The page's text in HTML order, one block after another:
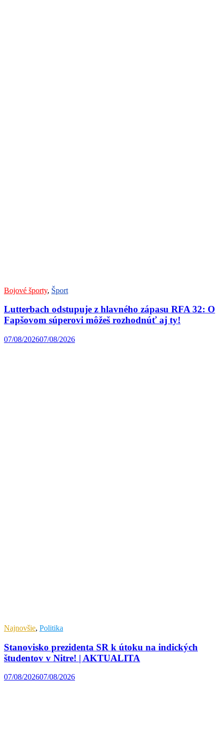
Bojové športy, Šport
Lutterbach odstupuje z hlavného zápasu RFA 32: O
Fapšovom súperovi môžeš rozhodnúť aj ty!
07/08/202607/08/2026
Najnovšie, Politika
Stanovisko prezidenta SR k útoku na indických
študentov v Nitre! | AKTUALITA
07/08/202607/08/2026